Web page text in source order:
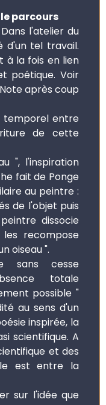
parcours
l'atelier du
d'un tel travail.
à la fois en lien
poétique. Voir
après coup
temporel entre
de cette
", l'inspiration
fait de Ponge
au peintre :
de l'objet puis
dissocie
recompose
oiseau ".
sans cesse
totale
possible "
au sens d'un
inspirée, la
scientifique. A
et des
est entre la
sur l'idée que